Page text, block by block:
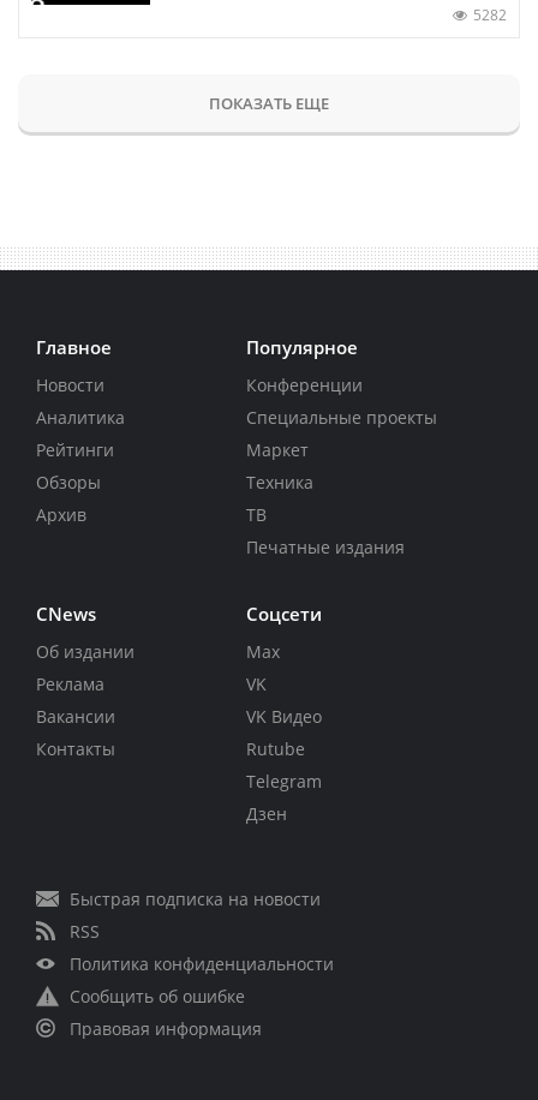
5282
ПОКАЗАТЬ ЕЩЕ
Главное
Новости
Аналитика
Рейтинги
Обзоры
Архив
Популярное
Конференции
Специальные проекты
Маркет
Техника
ТВ
Печатные издания
CNews
Об издании
Реклама
Вакансии
Контакты
Соцсети
Max
VK
VK Видео
Rutube
Telegram
Дзен
Быстрая подписка на новости
RSS
Политика конфиденциальности
Сообщить об ошибке
Правовая информация